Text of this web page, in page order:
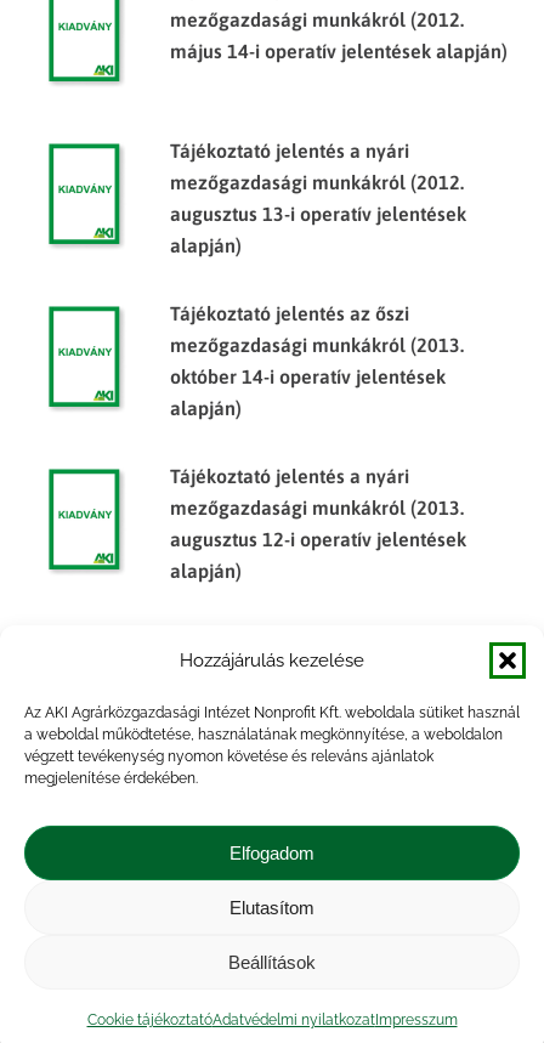
Hozzájárulás kezelése
Az AKI Agrárközgazdasági Intézet Nonprofit Kft. weboldala sütiket használ
a weboldal működtetése, használatának megkönnyítése, a weboldalon
végzett tevékenység nyomon követése és releváns ajánlatok
megjelenítése érdekében.
Elfogadom
Elutasítom
Beállítások
Cookie tájékoztatóAdatvédelmi nyilatkozatImpresszum
mezőgazdasági munkákról (2012.
május 14-i operatív jelentések alapján)
Tájékoztató jelentés a nyári
mezőgazdasági munkákról (2012.
augusztus 13-i operatív jelentések
alapján)
Tájékoztató jelentés az őszi
mezőgazdasági munkákról (2013.
október 14-i operatív jelentések
alapján)
Tájékoztató jelentés a nyári
mezőgazdasági munkákról (2013.
augusztus 12-i operatív jelentések
alapján)
mezőgazdasági munkákról (2014.
október 13-i operatív jelentések
alapján)
mezőgazdasági munkákról (2015.
október 19-i operatív jelentések
alapján)
Közérdekű adatok
| Adatvédelmi nyilatkozat
|